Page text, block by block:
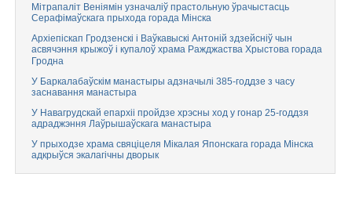
Мітрапаліт Веніямін узначаліў прастольную ўрачыстасць
Серафімаўскага прыхода горада Мінска
Архіепіскап Гродзенскі і Ваўкавыскі Антоній здзейсніў чын
асвячэння крыжоў і купалоў храма Ражджаства Хрыстова горада
Гродна
У Баркалабаўскім манастыры адзначылі 385-годдзе з часу
заснавання манастыра
У Навагрудскай епархіі пройдзе хрэсны ход у гонар 25-годдзя
адраджэння Лаўрышаўскага манастыра
У прыходзе храма свяціцеля Мікалая Японскага горада Мінска
адкрыўся экалагічны дворык